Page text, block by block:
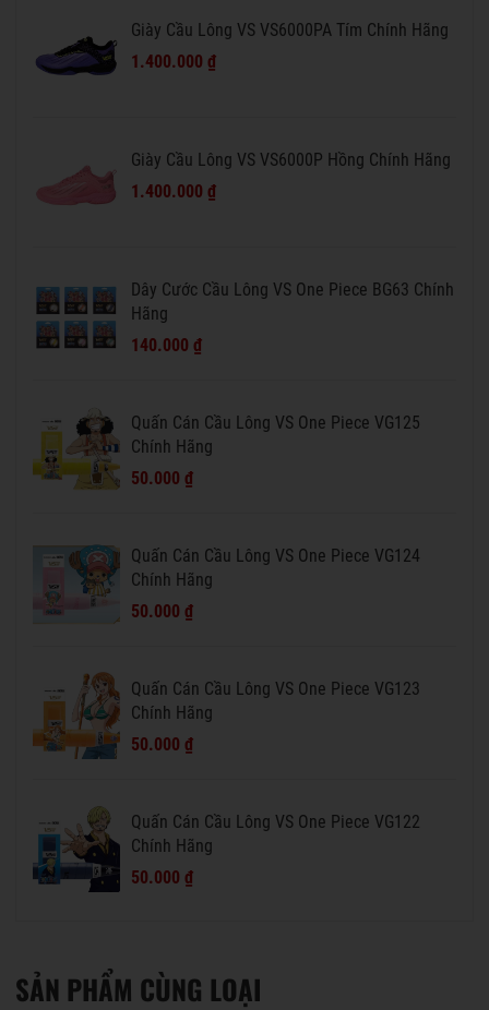
Giày Cầu Lông VS VS6000PA Tím Chính Hãng
1.400.000 ₫
Giày Cầu Lông VS VS6000P Hồng Chính Hãng
1.400.000 ₫
Dây Cước Cầu Lông VS One Piece BG63 Chính
Hãng
140.000 ₫
Quấn Cán Cầu Lông VS One Piece VG125
Chính Hãng
50.000 ₫
Quấn Cán Cầu Lông VS One Piece VG124
Chính Hãng
50.000 ₫
Quấn Cán Cầu Lông VS One Piece VG123
Chính Hãng
50.000 ₫
Quấn Cán Cầu Lông VS One Piece VG122
Chính Hãng
50.000 ₫
SẢN PHẨM CÙNG LOẠI